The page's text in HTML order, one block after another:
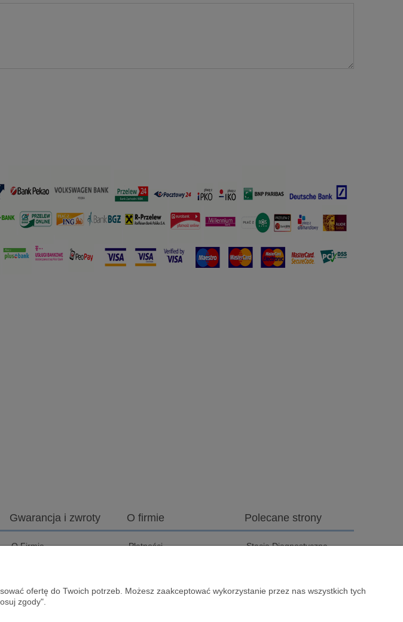
Gwarancja i zwroty
O Firmie
O firmie
Płatności
Jak dojechać
Polecane strony
Stacja Diagnostyczna
Szyby do kamperów
ofertę do Twoich potrzeb. Możesz zaakceptować wykorzystanie przez nas wszystkich tych
zgody".